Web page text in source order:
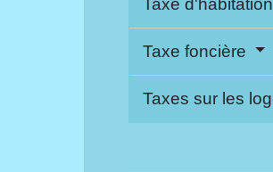
Taxe foncière
Taxes sur les